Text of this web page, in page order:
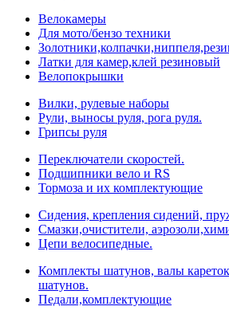
Велокамеры
Для мото/бензо техники
Латки для камер,клей резиновый
Велопокрышки
Вилки, рулевые наборы
Рули, выносы руля, рога руля.
Грипсы руля
Переключатели скоростей.
Подшипники вело и RS
Тормоза и их комплектующие
Сидения, крепления сидений,
Смазки,очистители,
Цепи велосипедные.
Комплекты шатунов, валы
шатунов.
Педали,комплектующие